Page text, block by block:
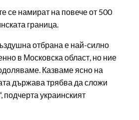
се намират на повече от 500
граница.
отбрана е най-силно
в Московска област, но ние
Казваме ясно на
държава трябва да сложи
подчерта украинският